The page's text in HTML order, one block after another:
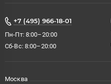
+7 (495) 966-18-01
Пн-Пт: 8:00–20:00
Сб-Вс: 8:00–20:00
Москва